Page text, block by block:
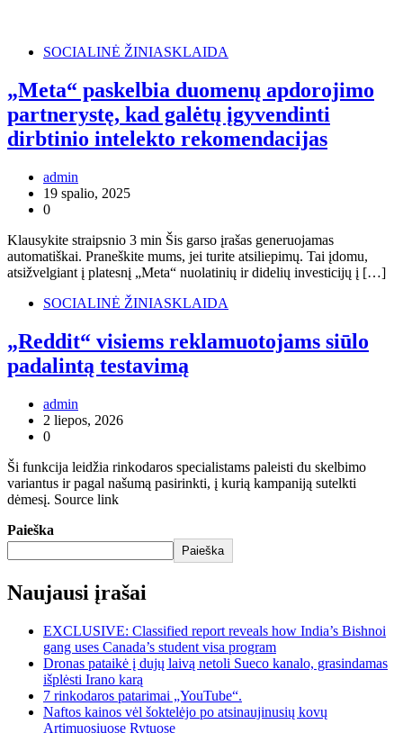
SOCIALINĖ ŽINIASKLAIDA
„Meta“ paskelbia duomenų apdorojimo
partnerystę, kad galėtų įgyvendinti
dirbtinio intelekto rekomendacijas
admin
19 spalio, 2025
0
Klausykite straipsnio 3 min Šis garso įrašas generuojamas
automatiškai. Praneškite mums, jei turite atsiliepimų. Tai įdomu,
atsižvelgiant į platesnį „Meta“ nuolatinių ir didelių investicijų į […]
SOCIALINĖ ŽINIASKLAIDA
„Reddit“ visiems reklamuotojams siūlo
padalintą testavimą
admin
2 liepos, 2026
0
Ši funkcija leidžia rinkodaros specialistams paleisti du skelbimo
variantus ir pagal našumą pasirinkti, į kurią kampaniją sutelkti
dėmesį. Source link
Paieška
Paieška
Naujausi įrašai
EXCLUSIVE: Classified report reveals how India’s Bishnoi
gang uses Canada’s student visa program
Dronas pataikė į dujų laivą netoli Sueco kanalo, grasindamas
išplėsti Irano karą
7 rinkodaros patarimai „YouTube“.
Naftos kainos vėl šoktelėjo po atsinaujinusių kovų
Artimuosiuose Rytuose